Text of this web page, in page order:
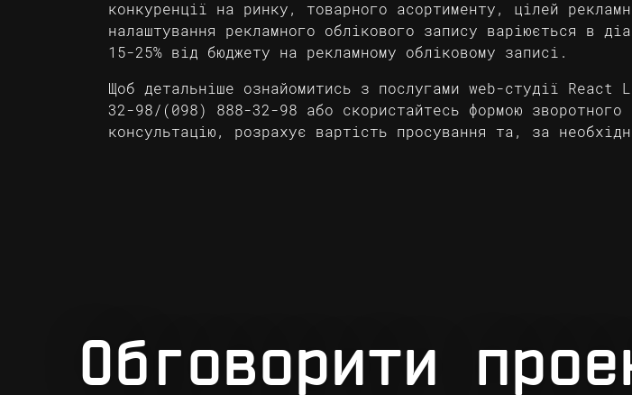
конкуренції на ринку, товарного асортименту, цілей
налаштування рекламного облікового запису варіюється в
15-25% від бюджету на рекламному обліковому записі.
Щоб детальніше ознайомитись з послугами web-студії
32-98/(098) 888-32-98 або скористайтесь формою зворотного
консультацію, розрахує вартість просування та, за
Обговорити